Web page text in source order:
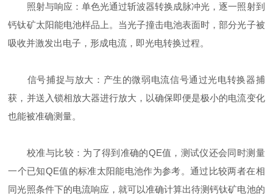
照射与响应：单色光通过斩波器转换成脉冲光，逐一照射到
钙钛矿太阳能电池样品上。当光子撞击电池表面时，部分光子被
吸收并激发出电子，形成电流，即光电转换过程。
信号捕捉与放大：产生的微弱电流信号通过光电转换器捕
获，并送入锁相放大器进行放大，以确保即便是极小的电流变化
也能被准确测量。
校准与比较：为了得到准确的QE值，测试仪还会同时测量
一个已知QE值的标准太阳能电池作为参考。通过比较两者在相
同光照条件下的电流响应，就可以准确计算出待测钙钛矿电池的